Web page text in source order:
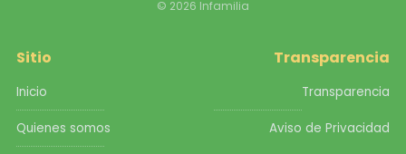
© 2026 Infamilia
Sitio
Inicio
Quienes somos
Transparencia
Transparencia
Aviso de Privacidad